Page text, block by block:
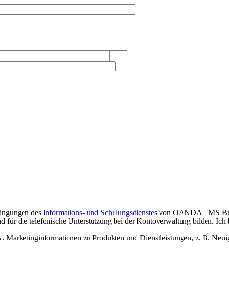
des Informations- und Schulungsdienstes von OANDA TMS
für die telefonische Unterstützung bei der Kontoverwaltung bilden. Ich
zu Produkten und Dienstleistungen, z. B.